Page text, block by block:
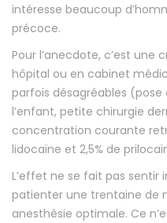
intéresse beaucoup
précoce.
Pour l’anecdote, c’est une
hôpital ou en cabinet
parfois désagréables
l’enfant, petite chirurgie
concentration courante
lidocaïne et 2,5% de
L’effet ne se fait pas
patienter une trentaine de
anesthésie optimale. Ce